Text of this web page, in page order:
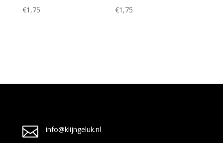
€1,75 €1,75
 info@klijngeluk.nl